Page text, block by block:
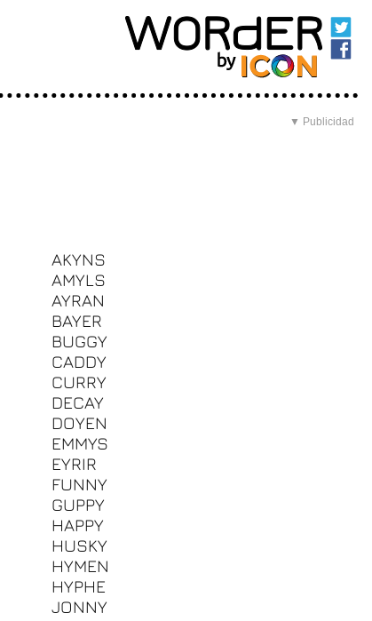
▼ Publicidad
AKYNS
AMYLS
AYRAN
BAYER
BUGGY
CADDY
CURRY
DECAY
DOYEN
EMMYS
EYRIR
FUNNY
GUPPY
HAPPY
HUSKY
HYMEN
HYPHE
JONNY